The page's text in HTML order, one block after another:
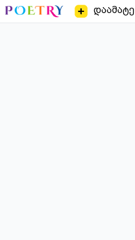
დაამატე